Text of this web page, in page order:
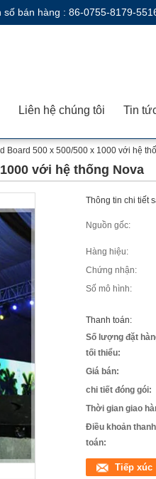
số bán hàng : 86-0755-8179-
Liên hệ chúng tôi Tin
Board 500 x 500/500 x 1000 với hệ
với hệ thống Nova
Thông tin chi tiết
Nguồn gốc:
Hàng hiệu:
Chứng nhận:
Số mô hình:
Thanh toán:
Số lượng đặt
tối thiểu:
Giá bán:
chi tiết đóng gói:
Thời gian giao
Điều khoản thanh
toán:
Tiếp xúc